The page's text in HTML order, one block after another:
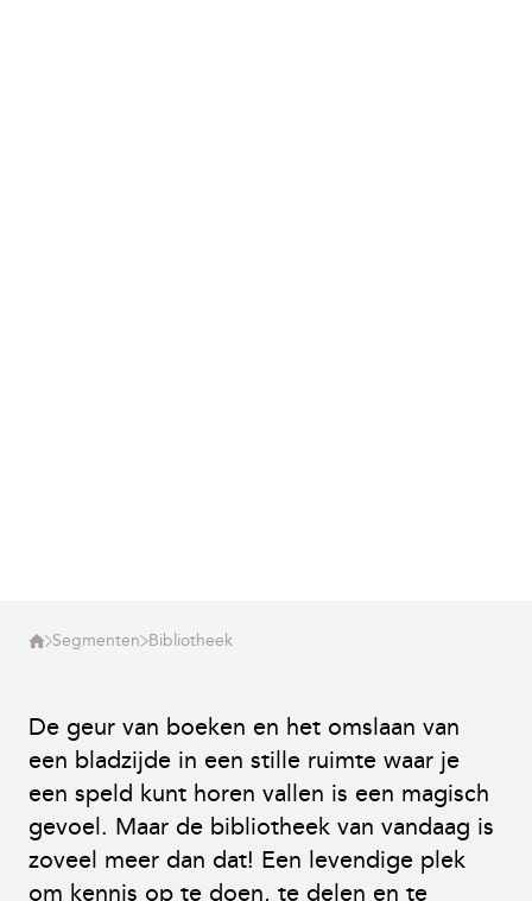
Segmenten Bibliotheek
De geur van boeken en het omslaan van
een bladzijde in een stille ruimte waar je
een speld kunt horen vallen is een magisch
gevoel. Maar de bibliotheek van vandaag is
zoveel meer dan dat! Een levendige plek
om kennis op te doen, te delen en te